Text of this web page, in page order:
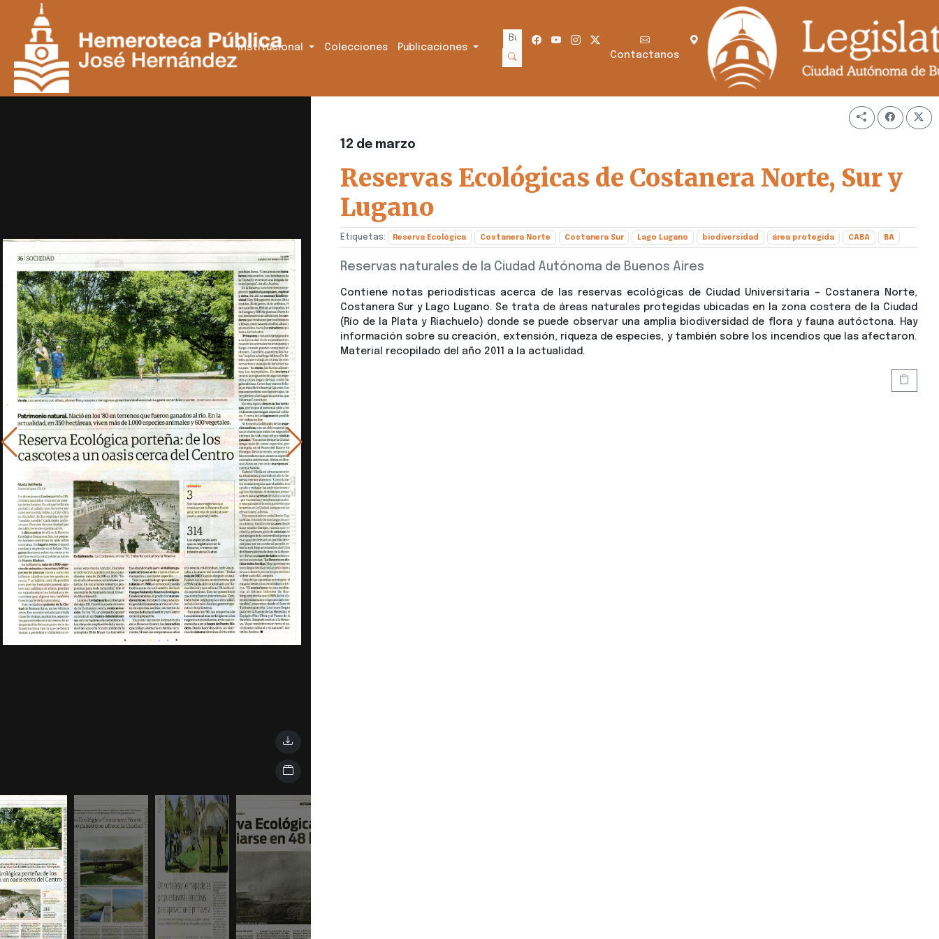
Institucional Colecciones Publicaciones
Contactanos
12 de marzo
Reservas Ecológicas de Costanera Norte, Sur y
Lugano
Etiquetas: Reserva Ecológica Costanera Norte Costanera Sur Lago Lugano biodiversidad área protegida CABA BA
Reservas naturales de la Ciudad Autónoma de Buenos Aires
Contiene notas periodísticas acerca de las reservas ecológicas de Ciudad Universitaria – Costanera Norte,
Costanera Sur y Lago Lugano. Se trata de áreas naturales protegidas ubicadas en la zona costera de la Ciudad
(Río de la Plata y Riachuelo) donde se puede observar una amplia biodiversidad de flora y fauna autóctona. Hay
información sobre su creación, extensión, riqueza de especies, y también sobre los incendios que las afectaron.
Material recopilado del año 2011 a la actualidad.